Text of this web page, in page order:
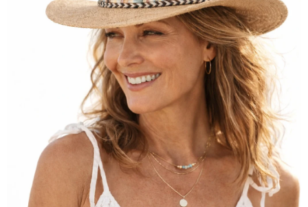
hvězdiček.